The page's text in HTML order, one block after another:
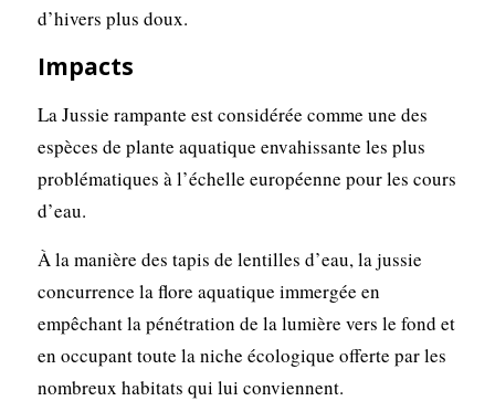
d’hivers plus doux.
Impacts
La Jussie rampante est considérée comme une des
espèces de plante aquatique envahissante les plus
problématiques à l’échelle européenne pour les cours
d’eau.
À la manière des tapis de lentilles d’eau, la jussie
concurrence la flore aquatique immergée en
empêchant la pénétration de la lumière vers le fond et
en occupant toute la niche écologique offerte par les
nombreux habitats qui lui conviennent.